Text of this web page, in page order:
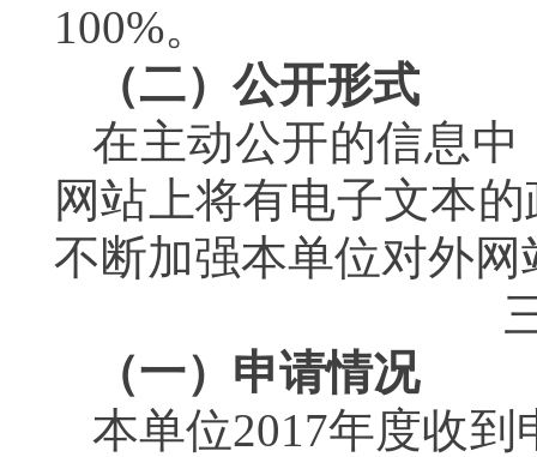
100%。
（二）公开形式
在主动公开的信息
网站上将有电子文本
不断加强本单位对外
（一）申请情况
本单位2017年度收